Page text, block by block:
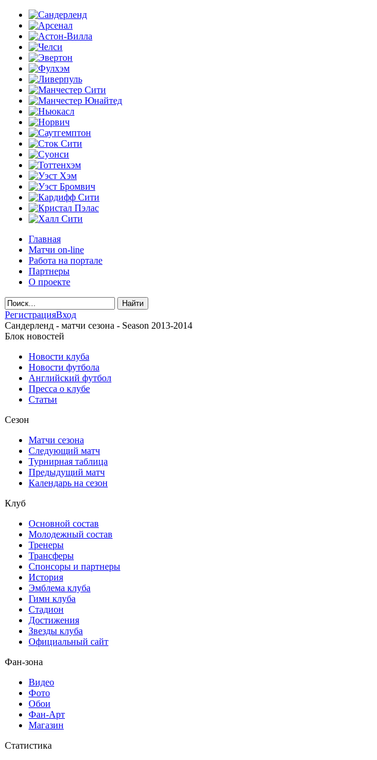
Главная
Матчи on-line
Работа на портале
Партнеры
О проекте
РегистрацияВход
Сандерленд - матчи сезона - Season 2013-2014
Блок новостей
Новости клуба
Новости футбола
Английский футбол
Пресса о клубе
Статьи
Сезон
Матчи сезона
Следующий матч
Турнирная таблица
Предыдущий матч
Календарь на сезон
Клуб
Основной состав
Молодежный состав
Тренеры
Трансферы
Спонсоры и партнеры
История
Эмблема клуба
Гимн клуба
Стадион
Достижения
Звезды клуба
Официальный сайт
Фан-зона
Видео
Фото
Обои
Фан-Арт
Магазин
Статистика